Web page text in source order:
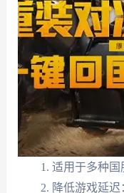
适用于多种国
降低游戏延迟